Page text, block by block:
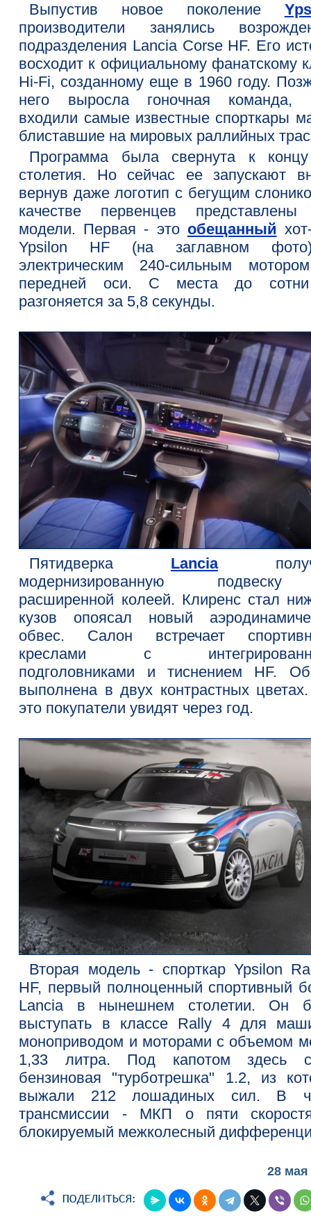
Выпустив новое поколение
производители занялись
подразделения Lancia Corse HF. Его
восходит к официальному фанатскому
Hi-Fi, созданному еще в 1960 году.
него выросла гоночная команда,
входили самые известные спорткары
блиставшие на мировых раллийных
Программа была свернута к
столетия. Но сейчас ее запускают
вернув даже логотип с бегущим
качестве первенцев
модели. Первая - это обещанный
Ypsilon HF (на заглавном
электрическим 240-сильным
передней оси. С места до
разгоняется за 5,8 секунды.
Пятидверка Lancia
модернизированную
расширенной колеей. Клиренс стал
кузов опоясал новый
обвес. Салон встречает
креслами с
подголовниками и тиснением HF.
выполнена в двух контрастных
это покупатели увидят через год.
Вторая модель - спорткар Ypsilon
HF, первый полноценный спортивный
Lancia в нынешнем столетии. Он
выступать в классе Rally 4 для
моноприводом и моторами с объемом
1,33 литра. Под капотом здесь
бензиновая "турботрешка" 1.2, из
выжали 212 лошадиных сил. В
трансмиссии - МКП о пяти
блокируемый межколесный
28 мая